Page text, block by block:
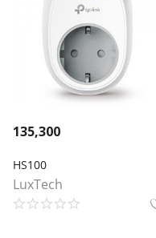
135,300
HS100
LuxTech